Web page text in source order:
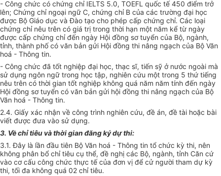
- Công chức có chứng chỉ IELTS 5.0, TOEFL quốc tế 450 điểm trở
lên; Chứng chỉ ngoại ngữ C, chứng chỉ B của các trường đại học
được Bộ Giáo dục và Đào tạo cho phép cấp chứng chỉ. Các loại
chứng chỉ nêu trên có giá trị trong thời hạn một năm kể từ ngày
được cấp chứng chỉ đến ngày Hội đồng sơ tuyển của Bộ, ngành,
tỉnh, thành phố có văn bản gửi Hội đồng thi nâng ngạch của Bộ Văn
hoá - Thông tin.
- Công chức đã tốt nghiệp đại học, thạc sĩ, tiến sỹ ở nước ngoài mà
sử dụng ngôn ngữ trong học tập, nghiên cứu một trong 5 thứ tiếng
nêu trên có thời gian tốt nghiệp không quá năm năm tính đến ngày
Hội đồng sơ tuyển có văn bản gửi hội đồng thi nâng ngạch của Bộ
Văn hoá - Thông tin.
2.4. Giấy xác nhận về công trình nghiên cứu, đề án, đề tài hoặc bài
viết được đưa vào sử dụng.
3. Về chỉ tiêu và thời gian đăng ký dự thi:
3.1. Đây là lần đầu tiên Bộ Văn hoá - Thông tin tổ chức kỳ thi, nên
không phân bổ chỉ tiêu cụ thể, đề nghị các Bộ, ngành, tỉnh Căn cứ
vào cơ cấu công chức thực tế của đơn vị để cử người tham dự kỳ
thi, tối đa không quá 02 chỉ tiêu.